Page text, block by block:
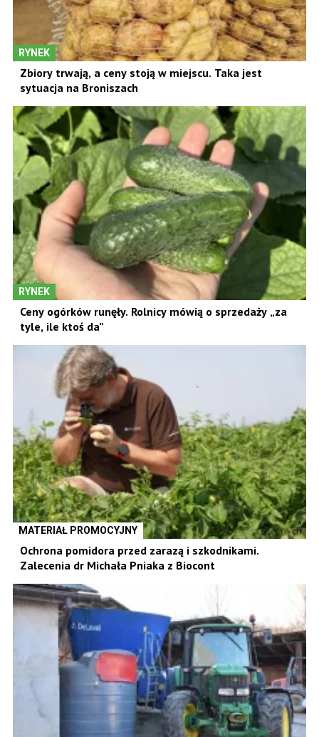
RYNEK
Zbiory trwają, a ceny stoją w miejscu. Taka jest
sytuacja na Broniszach
RYNEK
Ceny ogórków runęły. Rolnicy mówią o sprzedaży „za
tyle, ile ktoś da”
MATERIAŁ PROMOCYJNY
Ochrona pomidora przed zarazą i szkodnikami.
Zalecenia dr Michała Pniaka z Biocont